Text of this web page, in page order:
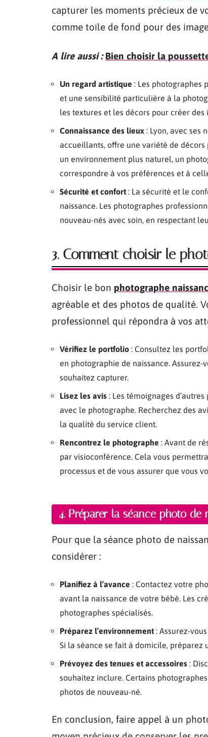
capturer les moments précieux de
comme toile de fond pour des
A lire aussi : Bien choisir la
Un regard artistique : Les photographes
et une sensibilité particulière à la
les textures et les décors pour créer
Connaissance des lieux : Lyon, avec ses
accueillants, offre une variété de décors
un environnement plus naturel, un
correspondre à vos préférences et à
Sécurité et confort : La sécurité et le
naissance. Les photographes
nouveau-nés avec soin, en respectant
3. Comment choisir le
Choisir le bon photographe
agréable et des photos de qualité.
professionnel qui répondra à vos
Vérifiez le portfolio : Consultez les
en photographie de naissance.
souhaitez capturer.
Lisez les avis : Les témoignages
avec le photographe. Recherchez des
la qualité du service client.
Rencontrez le photographe : Avant de
par visioconférence. Cela vous
processus et de vous assurer que vous
4. Préparer la séance photo de
Pour que la séance photo de
considérer :
Planifiez à l’avance : Contactez votre
avant la naissance de votre bébé. Les
photographes spécialisés.
Préparez l’environnement : Assurez-
Si la séance se fait à domicile, préparez
Prévoyez des tenues et accessoires :
souhaitez inclure. Certains
photos de nouveau-né.
En conclusion, faire appel à un